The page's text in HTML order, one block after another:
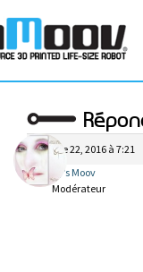
octobre 22, 2016 à 7:21
My’s Moov
Modérateur